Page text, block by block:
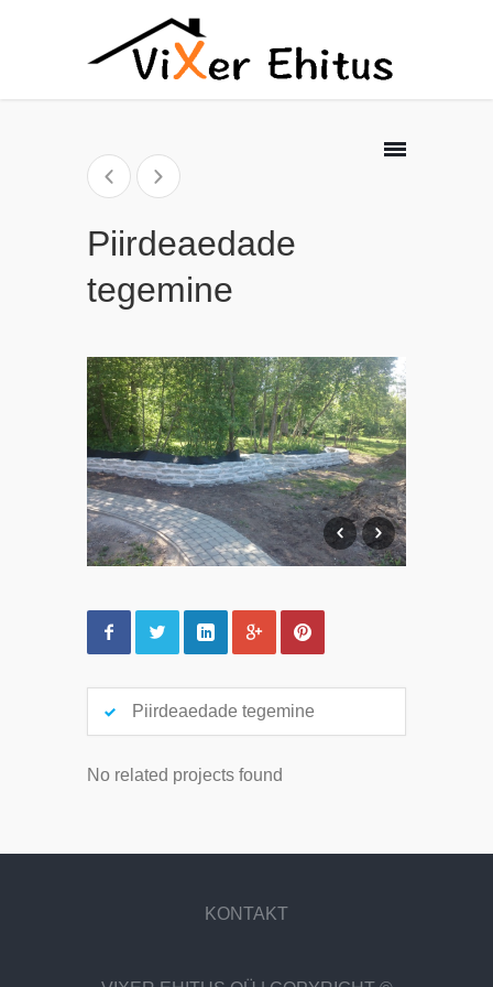
Piirdeaedade
tegemine
Piirdeaedade tegemine
No related projects found
KONTAKT